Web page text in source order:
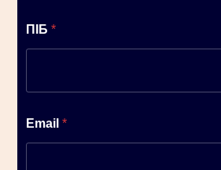
ПІБ*
Email*